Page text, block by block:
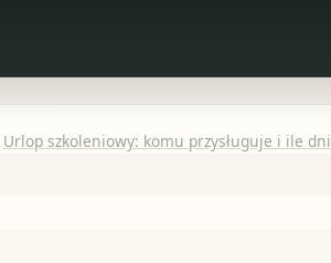
Urlop szkoleniowy: komu przysługuje i ile dni